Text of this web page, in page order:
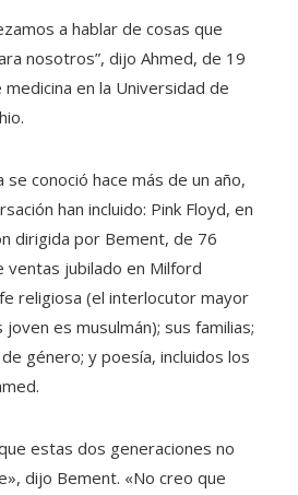
a hablar de cosas que
nosotros”, dijo Ahmed, de 19
en la Universidad de
conoció hace más de un año,
han incluido: Pink Floyd, en
dirigida por Bement, de 76
ventas jubilado en Milford
religiosa (el interlocutor mayor
es musulmán); sus familias;
género; y poesía, incluidos los
estas dos generaciones no
dijo Bement. «No creo que